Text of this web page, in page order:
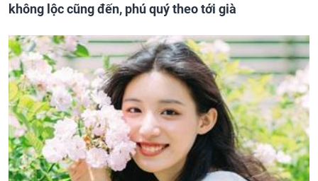
không lộc cũng đến, phú quý theo tới già